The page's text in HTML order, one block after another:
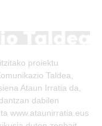
proiektu
Taldea,
Ataun Irratia da,
dabilen
www.ataunirratia.eus